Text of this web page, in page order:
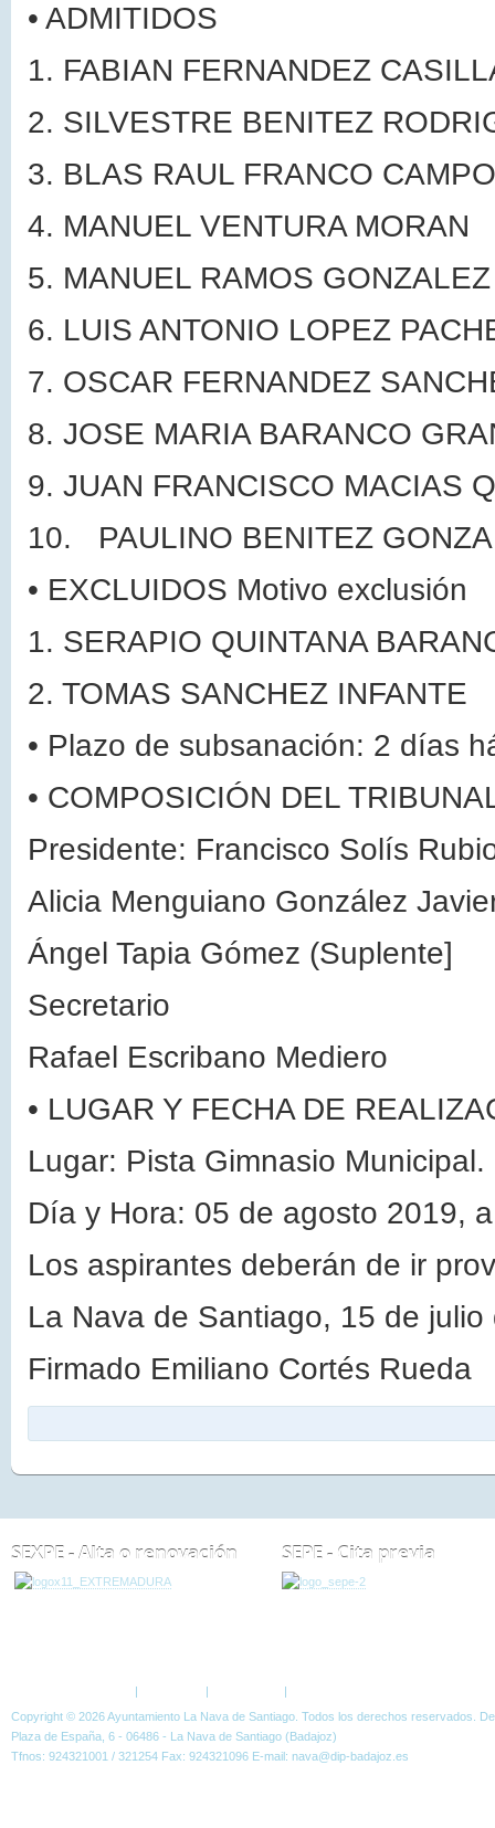
• ADMITIDOS
1. FABIAN FERNANDEZ
2. SILVESTRE BENITEZ
3. BLAS RAUL FRANCO
4. MANUEL VENTURA MORAN
5. MANUEL RAMOS
6. LUIS ANTONIO LOPEZ
7. OSCAR FERNANDEZ
8. JOSE MARIA BARANCO
9. JUAN FRANCISCO MACIAS
10. PAULINO BENITEZ
• EXCLUIDOS Motivo exclusión
1. SERAPIO QUINTANA
2. TOMAS SANCHEZ INFANTE
• Plazo de subsanación: 2 días
• COMPOSICIÓN DEL
Presidente: Francisco Solís
Alicia Menguiano González
Ángel Tapia Gómez (Suplente]
Secretario
Rafael Escribano Mediero
• LUGAR Y FECHA DE
Lugar: Pista Gimnasio Municipal.
Día y Hora: 05 de agosto 2019,
Los aspirantes deberán de ir
La Nava de Santiago, 15 de julio
Firmado Emiliano Cortés Rueda
SEXPE - Alta o renovación SEPE - Cita previa
| | |
Copyright © 2026 Ayuntamiento La Nava de Santiago. Todos los derechos reservados.
Plaza de España, 6 - 06486 - La Nava de Santiago (Badajoz)
Tfnos: 924321001 / 321254 Fax: 924321096 E-mail: nava@dip-badajoz.es